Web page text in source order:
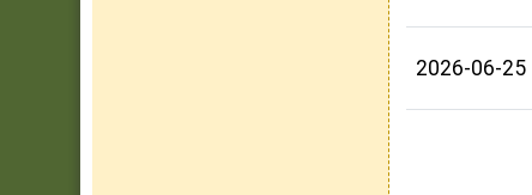
2026-06-25